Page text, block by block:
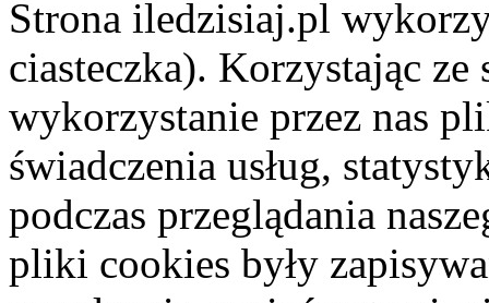
Strona iledzisiaj.pl
ciasteczka). Korzystając
wykorzystanie przez nas
świadczenia usług,
podczas przeglądania
pliki cookies były